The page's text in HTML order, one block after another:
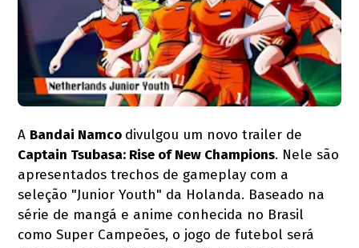
A Bandai Namco divulgou um novo trailer de
Captain Tsubasa: Rise of New Champions. Nele são
apresentados trechos de gameplay com a
seleção "Junior Youth" da Holanda. Baseado na
série de mangá e anime conhecida no Brasil
como Super Campeões, o jogo de futebol será